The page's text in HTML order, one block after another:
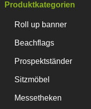
Produktkategorien
Roll up banner
Beachflags
Prospektständer
Sitzmöbel
Messetheken